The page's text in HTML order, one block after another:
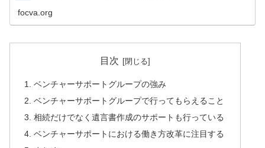
focva.org
目次
ベンチャーサポートグループの強み
ベンチャーサポートグループで行ってもらえること
相続だけでなく遺言書作成のサポートも行っている
ベンチャーサポートにおける働き方改革に注目する